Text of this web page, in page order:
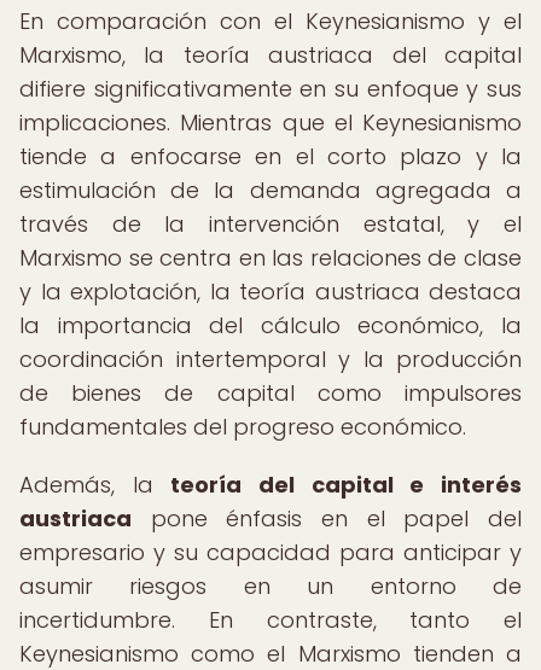
En comparación con el Keynesianismo y el
Marxismo, la teoría austriaca del capital
difiere significativamente en su enfoque y sus
implicaciones. Mientras que el Keynesianismo
tiende a enfocarse en el corto plazo y la
estimulación de la demanda agregada a
través de la intervención estatal, y el
Marxismo se centra en las relaciones de clase
y la explotación, la teoría austriaca destaca
la importancia del cálculo económico, la
coordinación intertemporal y la producción
de bienes de capital como impulsores
fundamentales del progreso económico.
Además, la teoría del capital e interés
austriaca pone énfasis en el papel del
empresario y su capacidad para anticipar y
asumir riesgos en un entorno de
incertidumbre. En contraste, tanto el
Keynesianismo como el Marxismo tienden a